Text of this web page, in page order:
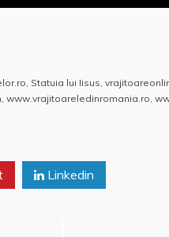
Statuia lui Iisus
www.vrajitoareledinromania.ro
Linkedin